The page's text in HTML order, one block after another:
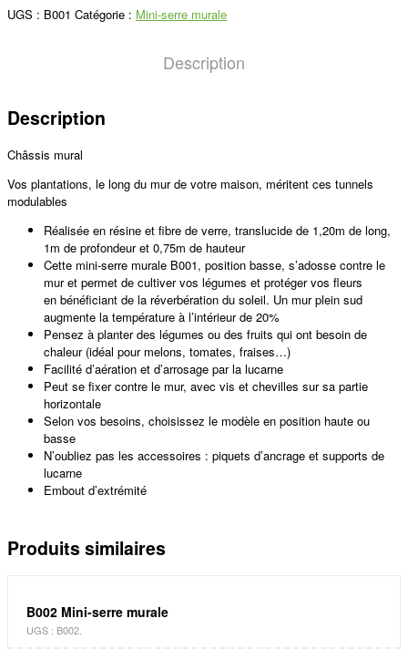
UGS : B001 Catégorie : Mini-serre murale
Description
Description
Châssis mural
Vos plantations, le long du mur de votre maison, méritent ces tunnels
modulables
Réalisée en résine et fibre de verre, translucide de 1,20m de long,
1m de profondeur et 0,75m de hauteur
Cette mini-serre murale B001, position basse, s’adosse contre le
mur et permet de cultiver vos légumes et protéger vos fleurs
en bénéficiant de la réverbération du soleil. Un mur plein sud
augmente la température à l’intérieur de 20%
Pensez à planter des légumes ou des fruits qui ont besoin de
chaleur (idéal pour melons, tomates, fraises…)
Facilité d’aération et d’arrosage par la lucarne
Peut se fixer contre le mur, avec vis et chevilles sur sa partie
horizontale
Selon vos besoins, choisissez le modèle en position haute ou
basse
N’oubliez pas les accessoires : piquets d’ancrage et supports de
lucarne
Embout d’extrémité
Produits similaires
B002 Mini-serre murale
UGS : B002